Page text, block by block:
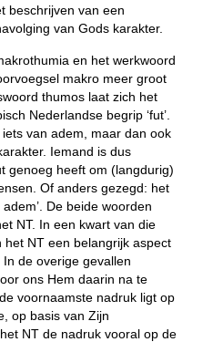
beschrijven van een
van Gods karakter.
en het werkwoord
makromeer groot
thumoslaat zich het
Nederlandse begrip ‘fut’.
van adem, maar dan ook
Iemand is dus
genoeg heeft om (langdurig)
Of anders gezegd: het
De beide woorden
NT. In een kwart van die
NT een belangrijk aspect
de overige gevallen
ons Hem daarin na te
voornaamste nadruk ligt op
op basis van Zijn
NT de nadruk vooral op de